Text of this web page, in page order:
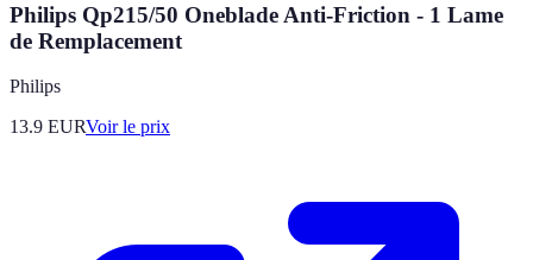
Philips Qp215/50 Oneblade Anti-Friction - 1 Lame
de Remplacement
Philips
13.9 EURVoir le prix